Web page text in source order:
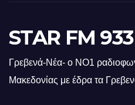
STAR FM 933
Γρεβενά-Νέα- ο ΝΟ1
Μακεδονίας με έδρα τα